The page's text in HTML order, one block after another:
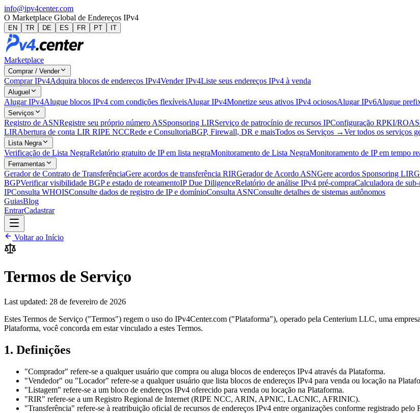
info@ipv4center.com
O Marketplace Global de Endereços IPv4
EN TR DE ES FR PT IT
Marketplace
Comprar / Vender
Comprar IPv4Adquira blocos de endereços IPv4Vender IPv4Liste seus endereços IPv4 à venda
Aluguel
Alugar IPv4Alugue blocos IPv4 com condições flexíveisAlugar IPv4Monetize seus ativos IPv4 ociososAlugar IPv6Alugue
Serviços
Registro de ASNRegistre seu próprio número ASSponsoring LIRServiço de patrocínio de recursos IPConfiguração RPKI/ROA
LIRAbertura de conta LIR RIPE NCCRede e ConsultoriaBGP, Firewall, DR e maisTodos os Serviços →Ver todos os serviços
Lista Negra
Verificação de Lista NegraRelatório gratuito de IP em lista negraMonitoramento de Lista NegraMonitoramento de IP em tempo
Ferramentas
Gerador de Contrato de TransferênciaGere acordos de transferência RIRGerador de Acordo ASNGere acordos Sponsoring LIR
BGPVerificar visibilidade BGP e estado de roteamentoIP Due DiligenceRelatório de análise IPv4 pré-compraCalculadora de sub-
IPConsulta WHOISConsulte dados de registro de IP e domínioConsulta ASNConsulte detalhes de sistemas autônomos
GuiasBlog
EntrarCadastrar
Voltar ao Início
Termos de Serviço
Last updated: 28 de fevereiro de 2026
Estes Termos de Serviço ("Termos") regem o uso do IPv4Center.com ("Plataforma"), operado pela Centerium LLC, uma
Plataforma, você concorda em estar vinculado a estes Termos.
1. Definições
"Comprador" refere-se a qualquer usuário que compra ou aluga blocos de endereços IPv4 através da Plataforma.
"Vendedor" ou "Locador" refere-se a qualquer usuário que lista blocos de endereços IPv4 para venda ou locação na
"Listagem" refere-se a um bloco de endereços IPv4 oferecido para venda ou locação na Plataforma.
"RIR" refere-se a um Registro Regional de Internet (RIPE NCC, ARIN, APNIC, LACNIC, AFRINIC).
"Transferência" refere-se à reatribuição oficial de recursos de endereços IPv4 entre organizações conforme registrado pelo